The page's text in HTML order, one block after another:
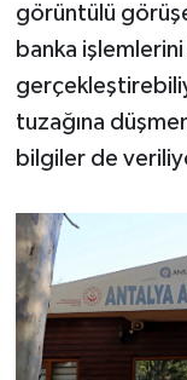
görüntülü
banka
tuzağına
bilgiler de